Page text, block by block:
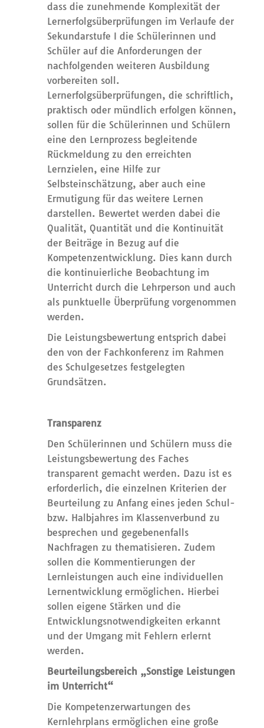
dass die zunehmende Komplexität der
Lernerfolgsüberprüfungen im Verlaufe der
Sekundarstufe I die Schülerinnen und
Schüler auf die Anforderungen der
nachfolgenden weiteren Ausbildung
vorbereiten soll.
Lernerfolgsüberprüfungen, die schriftlich,
praktisch oder mündlich erfolgen können,
sollen für die Schülerinnen und Schülern
eine den Lernprozess begleitende
Rückmeldung zu den erreichten
Lernzielen, eine Hilfe zur
Selbsteinschätzung, aber auch eine
Ermutigung für das weitere Lernen
darstellen. Bewertet werden dabei die
Qualität, Quantität und die Kontinuität
der Beiträge in Bezug auf die
Kompetenzentwicklung. Dies kann durch
die kontinuierliche Beobachtung im
Unterricht durch die Lehrperson und auch
als punktuelle Überprüfung vorgenommen
werden.
Die Leistungsbewertung entsprich dabei
den von der Fachkonferenz im Rahmen
des Schulgesetzes festgelegten
Grundsätzen.
Transparenz
Den Schülerinnen und Schülern muss die
Leistungsbewertung des Faches
transparent gemacht werden. Dazu ist es
erforderlich, die einzelnen Kriterien der
Beurteilung zu Anfang eines jeden Schul-
bzw. Halbjahres im Klassenverbund zu
besprechen und gegebenenfalls
Nachfragen zu thematisieren. Zudem
sollen die Kommentierungen der
Lernleistungen auch eine individuellen
Lernentwicklung ermöglichen. Hierbei
sollen eigene Stärken und die
Entwicklungsnotwendigkeiten erkannt
und der Umgang mit Fehlern erlernt
werden.
Beurteilungsbereich „Sonstige Leistungen
im Unterricht“
Die Kompetenzerwartungen des
Kernlehrplans ermöglichen eine große